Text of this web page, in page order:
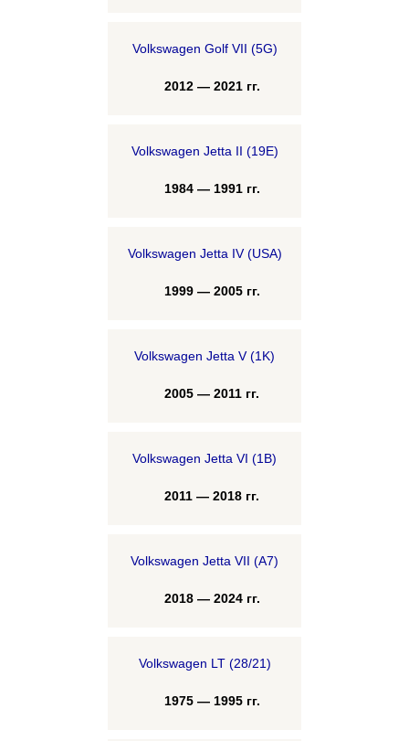
Volkswagen Golf VII (5G)
2012 — 2021 гг.
Volkswagen Jetta II (19E)
1984 — 1991 гг.
Volkswagen Jetta IV (USA)
1999 — 2005 гг.
Volkswagen Jetta V (1K)
2005 — 2011 гг.
Volkswagen Jetta VI (1B)
2011 — 2018 гг.
Volkswagen Jetta VII (A7)
2018 — 2024 гг.
Volkswagen LT (28/21)
1975 — 1995 гг.